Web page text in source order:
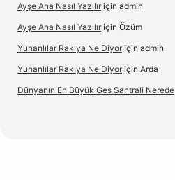
Ayşe Ana Nasıl Yazılır için admin
Ayşe Ana Nasıl Yazılır için Özüm
Yunanlılar Rakıya Ne Diyor için admin
Yunanlılar Rakıya Ne Diyor için Arda
Dünyanın En Büyük Ges Santrali Nerede